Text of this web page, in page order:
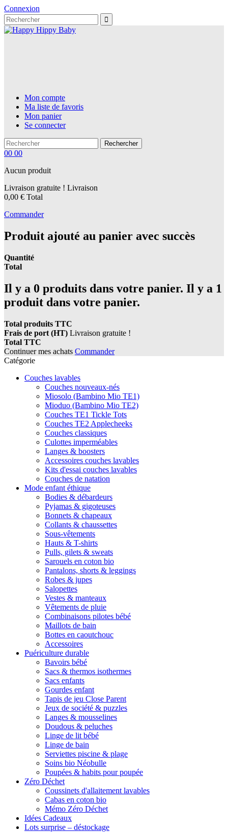
Connexion
Mon compte
Ma liste de favoris
Mon panier
Se connecter
Rechercher
00 00
Aucun produit
Livraison gratuite ! Livraison
0,00 € Total
Commander
Produit ajouté au panier avec succès
Quantité
Total
Il y a 0 produits dans votre panier. Il y a 1
produit dans votre panier.
Total produits TTC
Frais de port (HT) Livraison gratuite !
Total TTC
Continuer mes achats Commander
Catégorie
Couches lavables
Couches nouveaux-nés
Miosolo (Bambino Mio TE1)
Mioduo (Bambino Mio TE2)
Couches TE1 Tickle Tots
Couches TE2 Applecheeks
Couches classiques
Culottes imperméables
Langes & boosters
Accessoires couches lavables
Kits d'essai couches lavables
Couches de natation
Mode enfant éthique
Bodies & débardeurs
Pyjamas & gigoteuses
Bonnets & chapeaux
Collants & chaussettes
Sous-vêtements
Hauts & T-shirts
Pulls, gilets & sweats
Sarouels en coton bio
Pantalons, shorts & leggings
Robes & jupes
Salopettes
Vestes & manteaux
Vêtements de pluie
Combinaisons pilotes bébé
Maillots de bain
Bottes en caoutchouc
Accessoires
Puériculture durable
Bavoirs bébé
Sacs & thermos isothermes
Sacs enfants
Gourdes enfant
Tapis de jeu Close Parent
Jeux de société & puzzles
Langes & mousselines
Doudous & peluches
Linge de lit bébé
Linge de bain
Serviettes piscine & plage
Soins bio Néobulle
Poupées & habits pour poupée
Zéro Déchet
Coussinets d'allaitement lavables
Cabas en coton bio
Mémo Zéro Déchet
Idées Cadeaux
Lots surprise – déstockage